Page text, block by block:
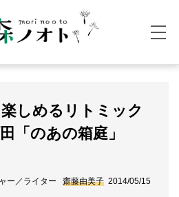
しめるリトミック
「のあの箱庭」
ー／ライター 齋藤由美子 2014/05/15